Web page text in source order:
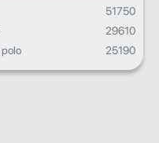
51750
29610
25190